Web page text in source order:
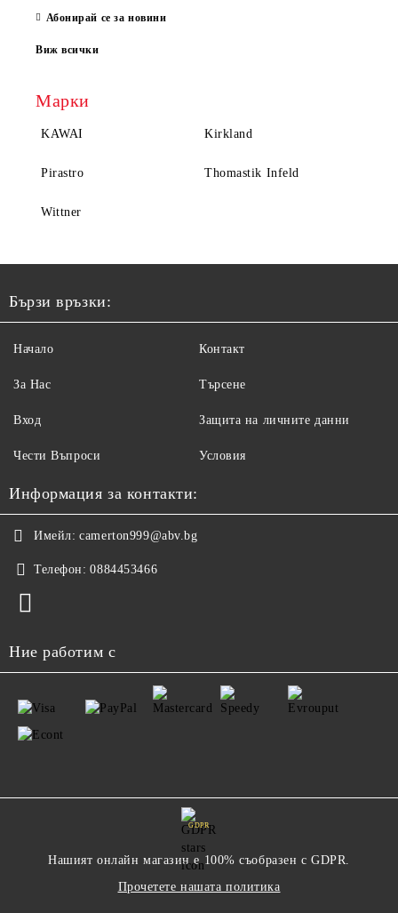
Абонирай се за новини
Виж всички
Марки
KAWAI Kirkland
Pirastro Thomastik Infeld
Wittner
Бързи връзки:
Начало
За Нас
Вход
Чести Въпроси
Контакт
Търсене
Защита на личните данни
Условия
Информация за контакти:
Имейл: camerton999@abv.bg
Телефон: 0884453466
Ние работим с
GDPR
Нашият онлайн магазин е 100% съобразен с GDPR.
Прочетете нашата политика